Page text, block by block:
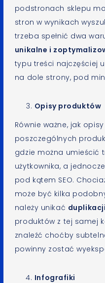
podstronach sklepu
stron w wynikach
trzeba spełnić dwa
unikalne i
typu treści najczęściej
na dole strony, pod
Opisy produktów
Równie ważne, jak
poszczególnych
gdzie można umieścić
użytkownika, a
pod kątem SEO.
może być kilka
należy unikać
produktów z tej samej
znaleźć choćby
powinny zostać
Infografiki